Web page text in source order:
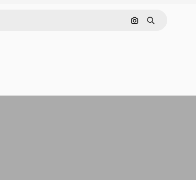
Buscar por imagen
Buscar